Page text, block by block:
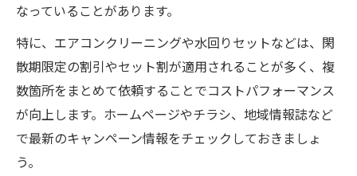
なっていることがあります。
特に、エアコンクリーニングや水回りセットなどは、閑
散期限定の割引やセット割が適用されることが多く、複
数箇所をまとめて依頼することでコストパフォーマンス
が向上します。ホームページやチラシ、地域情報誌など
で最新のキャンペーン情報をチェックしておきましょ
う。